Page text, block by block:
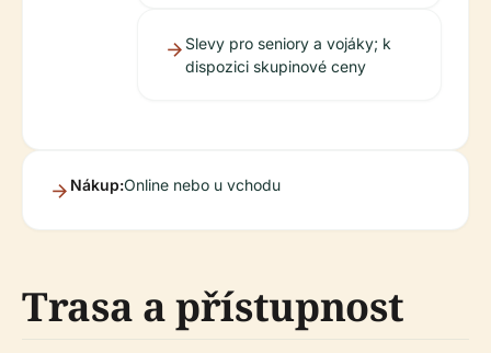
Slevy pro seniory a vojáky; k
dispozici skupinové ceny
Nákup:Online nebo u vchodu
Trasa a přístupnost